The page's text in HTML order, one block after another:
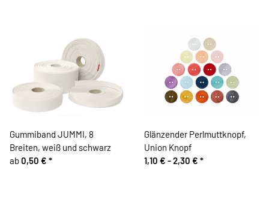
Gummiband JUMMI, 8
Breiten, weiß und schwarz
ab0,50 € *
Glänzender Perlmuttknopf,
Union Knopf
1,10 € -2,30 € *